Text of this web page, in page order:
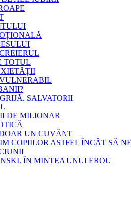
TOTUL
SALVATORII
DE MILIONAR
UN CUVÂNT
COPIILOR ASTFEL ÎNCÂT SĂ
ÎN MINTEA UNUI EROU